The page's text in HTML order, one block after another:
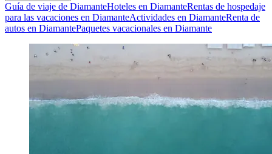
Guía de viaje de DiamanteHoteles en DiamanteRentas de hospedaje
para las vacaciones en DiamanteActividades en DiamanteRenta de
autos en DiamantePaquetes vacacionales en Diamante